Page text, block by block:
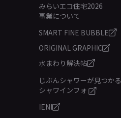
みらいエコ住宅2026
事業について
SMART FINE BUBBLE
ORIGINAL GRAPHIC
水まわり解決帖
じぶんシャワーが見つかる
シャワインフォ
IENI